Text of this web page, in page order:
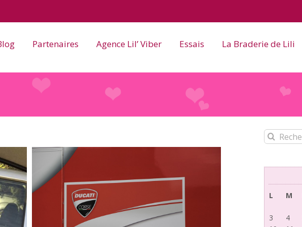
Partenaires Agence Lil’ Viber Essais La Braderie de Lili
Rechercher:
L
M
3
4